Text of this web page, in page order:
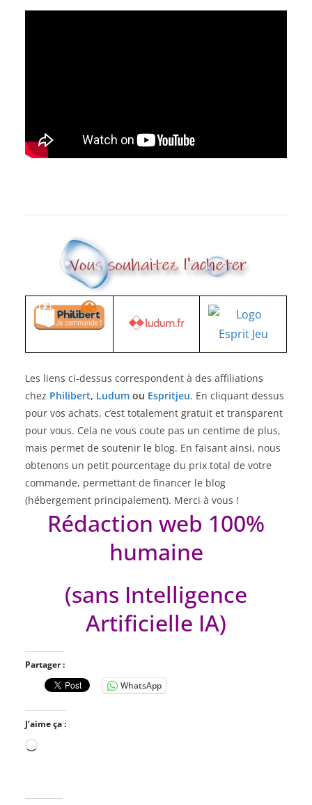
Les liens ci-dessus correspondent à des affiliations
chez Philibert, Ludum ou Espritjeu. En cliquant dessus
pour vos achats, c’est totalement gratuit et transparent
pour vous. Cela ne vous coute pas un centime de plus,
mais permet de soutenir le blog. En faisant ainsi, nous
obtenons un petit pourcentage du prix total de votre
commande, permettant de financer le blog
(hébergement principalement). Merci à vous !
Rédaction web 100%
humaine
(sans Intelligence
Artificielle IA)
Partager :
WhatsApp
J’aime ça :
Chargement…